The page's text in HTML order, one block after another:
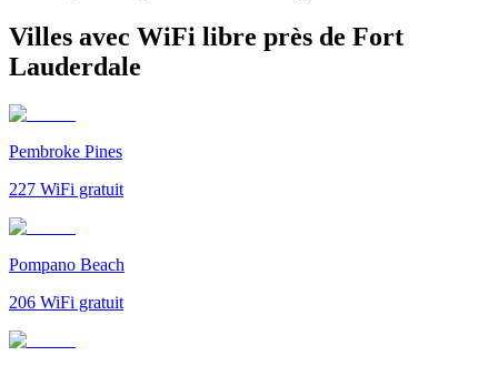
Villes avec WiFi libre près de Fort
Lauderdale
Pembroke Pines
227 WiFi gratuit
Pompano Beach
206 WiFi gratuit